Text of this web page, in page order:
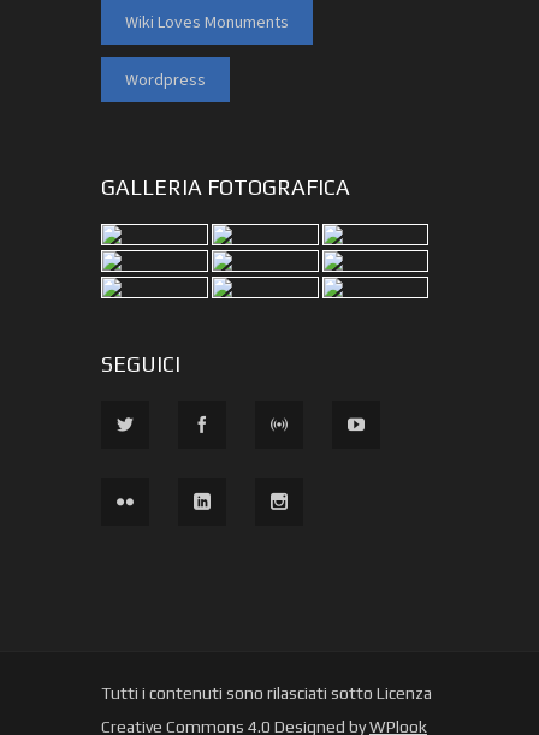
Wiki Loves Monuments
Wordpress
GALLERIA FOTOGRAFICA
SEGUICI
Tutti i contenuti sono rilasciati sotto Licenza
Creative Commons 4.0 Designed byWPlook